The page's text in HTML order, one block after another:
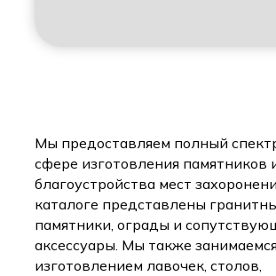
Мы предоставляем полный
сфере изготовления памятников
благоустройства мест
каталоге представлены
памятники, ограды и
аксессуары. Мы также занимаемся
изготовлением лавочек, столов,